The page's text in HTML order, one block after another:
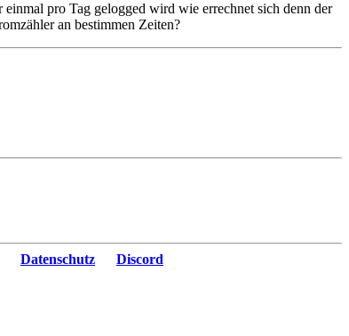
pro Tag gelogged wird wie errechnet sich denn der
an bestimmen Zeiten?
Datenschutz Discord